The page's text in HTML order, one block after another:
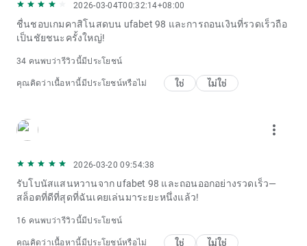
2026-03-04T00:32:14+08:00
ชื่นชอบเกมคาสิโนสดบน ufabet 98 และการถอนเงินที่รวดเร็วถือ
เป็นชัยชนะครั้งใหญ่!
34 คนพบว่ารีวิวนี้มีประโยชน์
คุณคิดว่าเนื้อหานี้มีประโยชน์หรือไม่ ใช่ ไม่ใช่
more_vert
2026-03-20 09:54:38
รับโบนัสแสนหวานจาก ufabet 98 และถอนออกอย่างรวดเร็ว—
สล็อตที่ดีที่สุดที่ฉันเคยเล่นมาระยะหนึ่งแล้ว!
16 คนพบว่ารีวิวนี้มีประโยชน์
คุณคิดว่าเนื้อหานี้มีประโยชน์หรือไม่ ใช่ ไม่ใช่